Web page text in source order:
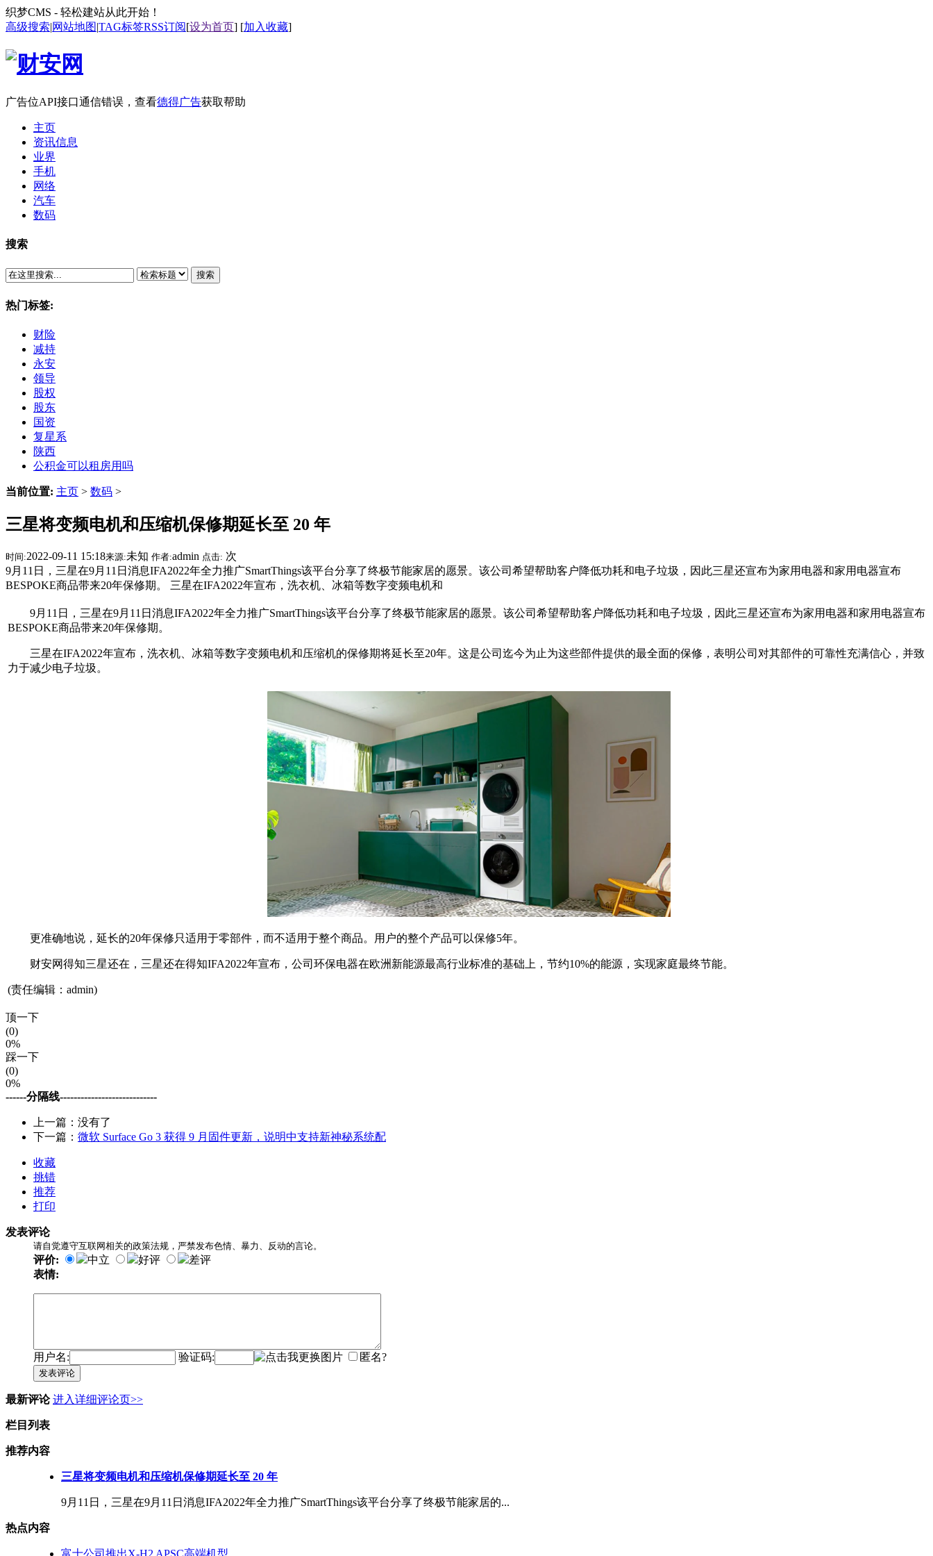
织梦CMS - 轻松建站从此开始！
高级搜索|网站地图|TAG标签RSS订阅[设为首页] [加入收藏]
广告位API接口通信错误，查看德得广告获取帮助
主页
资讯信息
业界
手机
网络
汽车
数码
搜索
搜索
热门标签:
财险
减持
永安
领导
股权
股东
国资
复星系
陕西
公积金可以租房用吗
当前位置: 主页 > 数码 >
三星将变频电机和压缩机保修期延长至 20 年
时间:2022-09-11 15:18来源:未知 作者:admin 点击: 次
9月11日，三星在9月11日消息IFA2022年全力推广SmartThings该平台分享了终极节能家居的愿景。该公司希望帮助客户降低功耗和电子垃圾，因此三星还宣布为家用电器和家用电器宣布
BESPOKE商品带来20年保修期。 三星在IFA2022年宣布，洗衣机、冰箱等数字变频电机和
9月11日，三星在9月11日消息IFA2022年全力推广SmartThings该平台分享了终极节能家居的愿景。该公司希望帮助客户降低功耗和电子垃圾，因此三星还宣布为家用电器和家用电器宣布
BESPOKE商品带来20年保修期。
三星在IFA2022年宣布，洗衣机、冰箱等数字变频电机和压缩机的保修期将延长至20年。这是公司迄今为止为这些部件提供的最全面的保修，表明公司对其部件的可靠性充满信心，并致
力于减少电子垃圾。
更准确地说，延长的20年保修只适用于零部件，而不适用于整个商品。用户的整个产品可以保修5年。
财安网得知三星还在，三星还在得知IFA2022年宣布，公司环保电器在欧洲新能源最高行业标准的基础上，节约10%的能源，实现家庭最终节能。
(责任编辑：admin)
顶一下
(0)
0%
踩一下
(0)
0%
------分隔线----------------------------
上一篇：没有了
下一篇： 微软 Surface Go 3 获得 9 月固件更新，说明中支持新神秘系统配
收藏
挑错
推荐
打印
发表评论
请自觉遵守互联网相关的政策法规，严禁发布色情、暴力、反动的言论。
评价: 中立 好评
差评
表情:
用户名: 验证码: 匿名?
发表评论
最新评论 进入详细评论页>>
栏目列表
推荐内容
三星将变频电机和压缩机保修期延长至 20 年
9月11日，三星在9月11日消息IFA2022年全力推广SmartThings该平台分享了终极节能家居的...
热点内容
富士公司推出X-H2 APSC高端机型